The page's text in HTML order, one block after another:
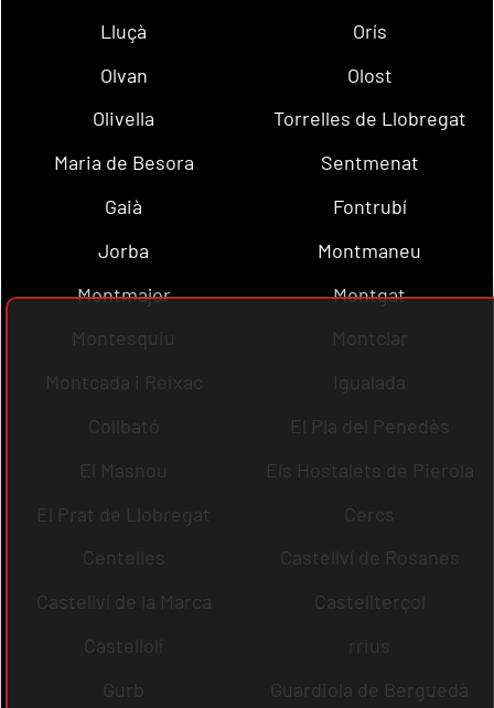
Lluçà
Orís
Olvan
Olost
Olivella
Torrelles de Llobregat
Maria de Besora
Sentmenat
Gaià
Fontrubí
Jorba
Montmaneu
Montmajor
Montgat
Montesquiu
Montclar
Montcada i Reixac
Igualada
Collbató
El Pla del Penedès
El Masnou
Els Hostalets de Pierola
El Prat de Llobregat
Cercs
Centelles
Castellví de Rosanes
Castellví de la Marca
Castellterçol
Castellolí
rrius
Gurb
Guardiola de Berguedà